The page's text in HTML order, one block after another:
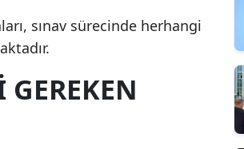
sınav sürecinde herhangi